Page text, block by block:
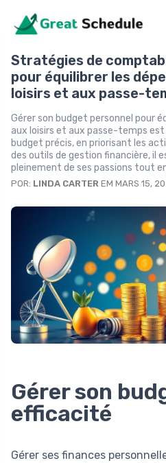
Stratégies de
pour équilibrer les
loisirs et aux passe-
Gérer son budget personnel pour
aux loisirs et aux passe-temps
budget précis, en priorisant les
des outils de gestion financière, il
pleinement de ses passions tout
POR: LINDA CARTER EM MARS 15,
Gérer son
efficacité
Gérer ses finances